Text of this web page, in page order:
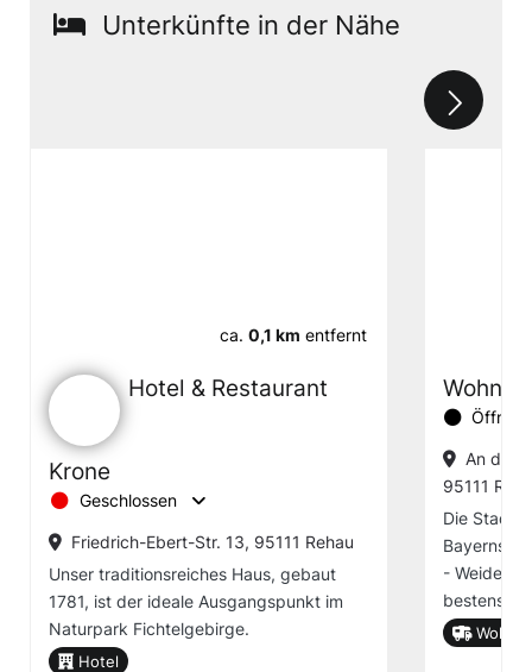
Unterkünfte in der Nähe
ca. 0,1 km entfernt
Hotel & Restaurant
Krone
Geschlossen
Friedrich-Ebert-Str. 13, 95111 Rehau
Unser traditionsreiches Haus, gebaut
1781, ist der ideale Ausgangspunkt im
Naturpark Fichtelgebirge.
Hotel
An der
95111
Die Stadt
Bayerns,
- Weiden -
bestens